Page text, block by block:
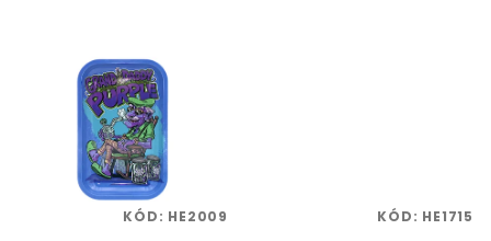
KÓD: HE2009 KÓD: HE1715